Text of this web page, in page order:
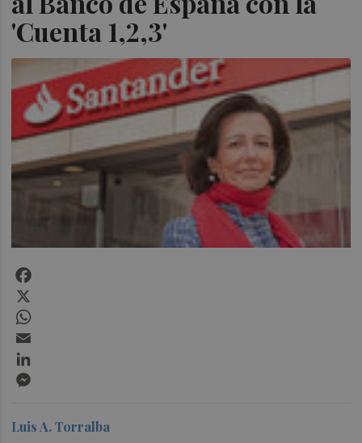
'Cuenta 1,2,3'
Luis A. Torralba